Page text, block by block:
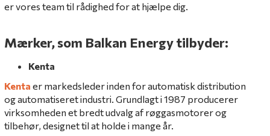
er vores team til rådighed for at hjælpe dig.
Mærker, som Balkan Energy tilbyder:
Kenta
Kenta er markedsleder inden for automatisk distribution
og automatiseret industri. Grundlagt i 1987 producerer
virksomheden et bredt udvalg af røggasmotorer og
tilbehør, designet til at holde i mange år.